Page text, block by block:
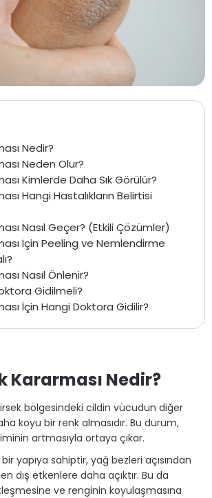
Nedir?
Neden Olur?
Kimlerde Daha Sık Görülür?
Hangi Hastalıkların Belirtisi
Nasıl Geçer? (Etkili Çözümler)
İçin Peeling ve Nemlendirme
Nasıl Önlenir?
Gidilmeli?
İçin Hangi Doktora Gidilir?
Kararması Nedir?
bölgesindeki cildin vücudun diğer
koyu bir renk almasıdır. Bu durum,
artmasıyla ortaya çıkar.
yapıya sahiptir, yağ bezleri açısından
dış etkenlere daha açıktır. Bu da
ve renginin koyulaşmasına